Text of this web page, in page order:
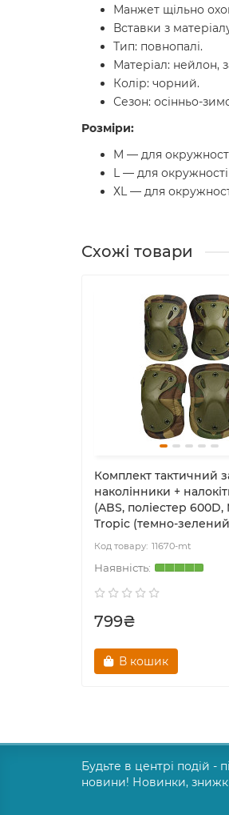
Манжет щільно
Вставки з
Тип: повнопалі.
Матеріал: нейлон,
Колір: чорний.
Сезон: осінньо-
Розміри:
M — для
L — для окружності
ХL — для
Схожі товари
Комплект тактичний
наколінники +
(ABS, поліестер
Tropic (темно-
11670-mt
799₴
В кошик
Будьте в центрі подій -
новини! Новинки,